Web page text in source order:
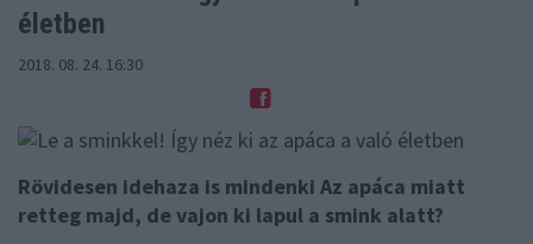
életben
2018. 08. 24. 16:30
Rövidesen idehaza is mindenki Az apáca miatt
retteg majd, de vajon ki lapul a smink alatt?